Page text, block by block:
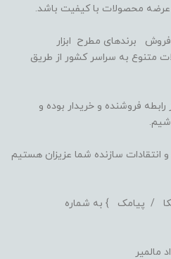
عرضه محصولات با کیفیت باشد.
برندهای مطرح ابزار
متنوع به سراسر کشور از طریق
رابطه فروشنده و خریدار بوده و
انتقادات سازنده شما عزیزان هستیم
/ پیامک } به شماره
مالمیر